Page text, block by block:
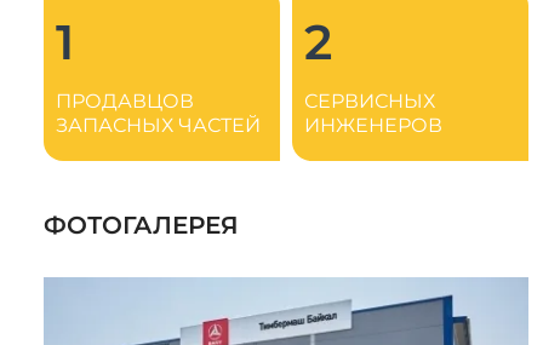
1
ПРОДАВЦОВ
ЗАПАСНЫХ ЧАСТЕЙ
2
СЕРВИСНЫХ
ИНЖЕНЕРОВ
ФОТОГАЛЕРЕЯ